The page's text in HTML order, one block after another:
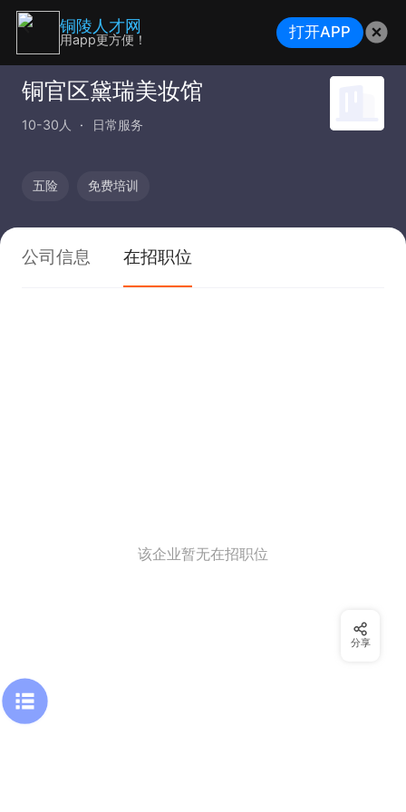
铜官区黛瑞美妆馆
10-30人 日常服务
五险 免费培训
公司信息 在招职位
该企业暂无在招职位
分享
铜陵人才网
用app更方便！ 打开APP